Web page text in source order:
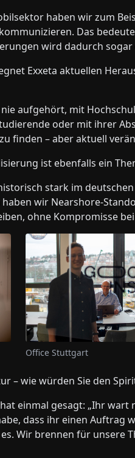
haben wir zum
Das
wird dadurch
Exxeta aktuellen
aufgehört, mit
oder mit ihrer
finden – aber aktuell
ist ebenfalls ein
stark im
wir Nearshore-
ohne Kompromisse
Office Stuttgart
– wie würden Sie den
einmal gesagt: „Ihr
dass ihr einen
Wir brennen für unsere